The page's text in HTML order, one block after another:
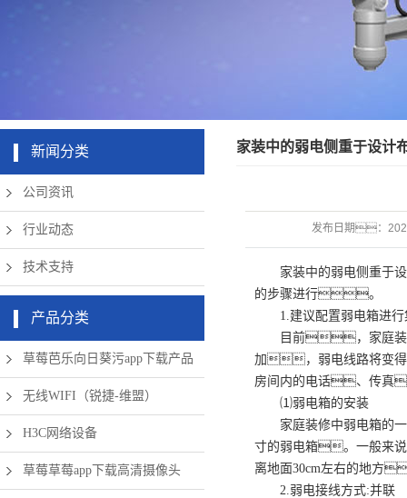
新闻分类
公司资讯
行业动态
技术支持
产品分类
草莓芭乐向日葵污app下载产品
无线WIFI（锐捷-维盟）
H3C网络设备
草莓草莓app下载高清摄像头
家装中的弱电侧重于设
发布日期：
家装中的弱电侧重于
的步骤进行。
1.建议配置弱电箱进
目前，家庭装修
加，弱电线路将变
房间内的电话、传
⑴弱电箱的安装
家庭装修中弱电箱的一
寸的弱电箱。一般来
离地面30cm左右的地
2.弱电接线方式:并联